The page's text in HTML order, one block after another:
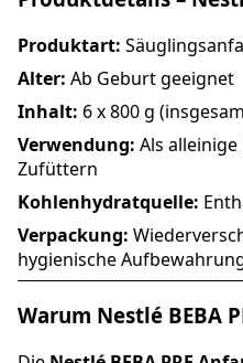
Produktart:
Alter: Ab Geburt geeignet
Inhalt: 6 x 800 g
Verwendung: Als
Zufüttern
Kohlenhydratquelle:
Verpackung:
hygienische
Warum Nestlé BEBA